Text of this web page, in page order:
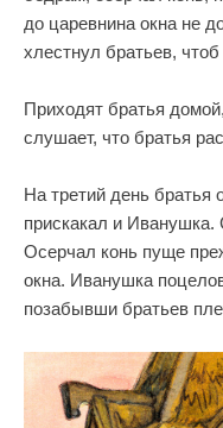
до царевнина окна не
хлестнул братьев,
Приходят братья
слушает, что братья
На третий день братья
прискакал и Иванушка.
Осерчал конь пуще
окна. Иванушка
позабывши братьев